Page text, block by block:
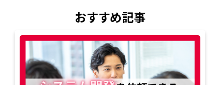
おすすめ記事